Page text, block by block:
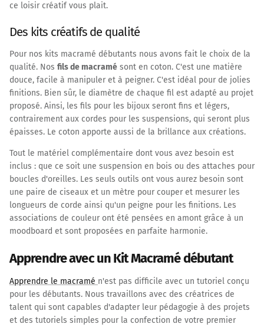
ce loisir créatif vous plait.
Des kits créatifs de qualité
Pour nos kits macramé débutants nous avons fait le choix de la
qualité. Nos fils de macramé sont en coton. C'est une matière
douce, facile à manipuler et à peigner. C'est idéal pour de jolies
finitions. Bien sûr, le diamètre de chaque fil est adapté au projet
proposé. Ainsi, les fils pour les bijoux seront fins et légers,
contrairement aux cordes pour les suspensions, qui seront plus
épaisses. Le coton apporte aussi de la brillance aux créations.
Tout le matériel complémentaire dont vous avez besoin est
inclus : que ce soit une suspension en bois ou des attaches pour
boucles d'oreilles. Les seuls outils ont vous aurez besoin sont
une paire de ciseaux et un mètre pour couper et mesurer les
longueurs de corde ainsi qu'un peigne pour les finitions. Les
associations de couleur ont été pensées en amont grâce à un
moodboard et sont proposées en parfaite harmonie.
Apprendre avec un Kit Macramé débutant
Apprendre le macramé n'est pas difficile avec un tutoriel conçu
pour les débutants. Nous travaillons avec des créatrices de
talent qui sont capables d'adapter leur pédagogie à des projets
et des tutoriels simples pour la confection de votre premier